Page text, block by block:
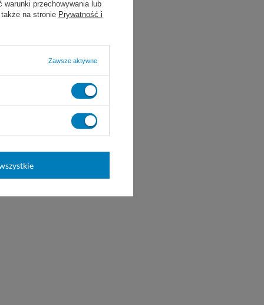
warunki przechowywania lub
na stronie Prywatność i
Zawsze aktywne